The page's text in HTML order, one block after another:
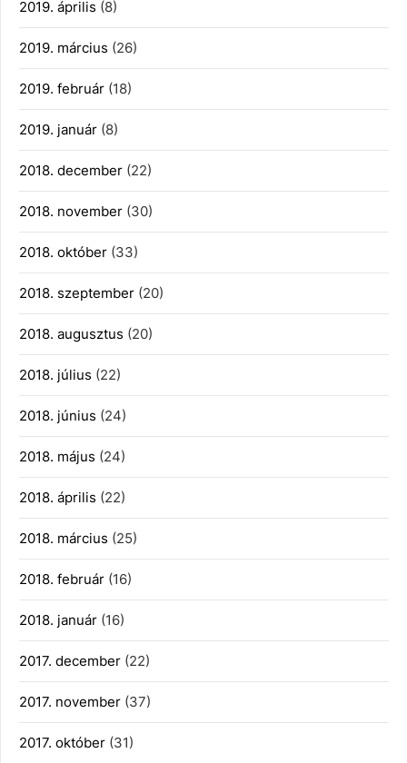
2019. április (8)
2019. március (26)
2019. február (18)
2019. január (8)
2018. december (22)
2018. november (30)
2018. október (33)
2018. szeptember (20)
2018. augusztus (20)
2018. július (22)
2018. június (24)
2018. május (24)
2018. április (22)
2018. március (25)
2018. február (16)
2018. január (16)
2017. december (22)
2017. november (37)
2017. október (31)